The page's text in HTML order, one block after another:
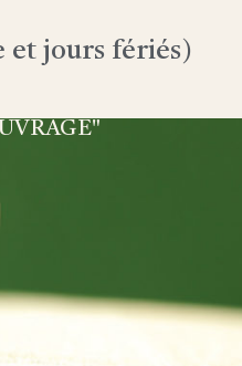
et jours fériés)